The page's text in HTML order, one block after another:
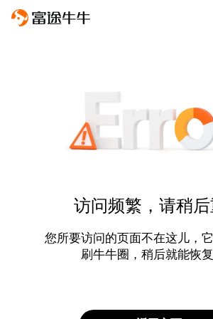
访问频繁，请稍
您所要访问的页面不在这儿，
刷牛牛圈，稍后就能恢